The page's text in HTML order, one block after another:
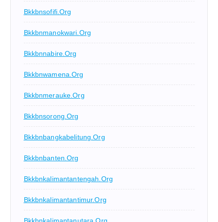
Bkkbnsofifi.org
Bkkbnmanokwari.org
Bkkbnnabire.org
Bkkbnwamena.org
Bkkbnmerauke.org
Bkkbnsorong.org
Bkkbnbangkabelitung.org
Bkkbnbanten.org
Bkkbnkalimantantengah.org
Bkkbnkalimantantimur.org